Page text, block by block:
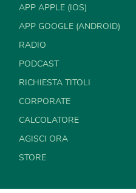
APP APPLE (IOS)
APP GOOGLE (ANDROID)
RADIO
PODCAST
RICHIESTA TITOLI
CORPORATE
CALCOLATORE
AGISCI ORA
STORE